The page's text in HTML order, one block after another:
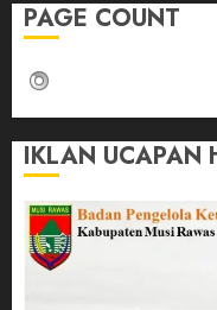
PAGE COUNT
IKLAN UCAPAN